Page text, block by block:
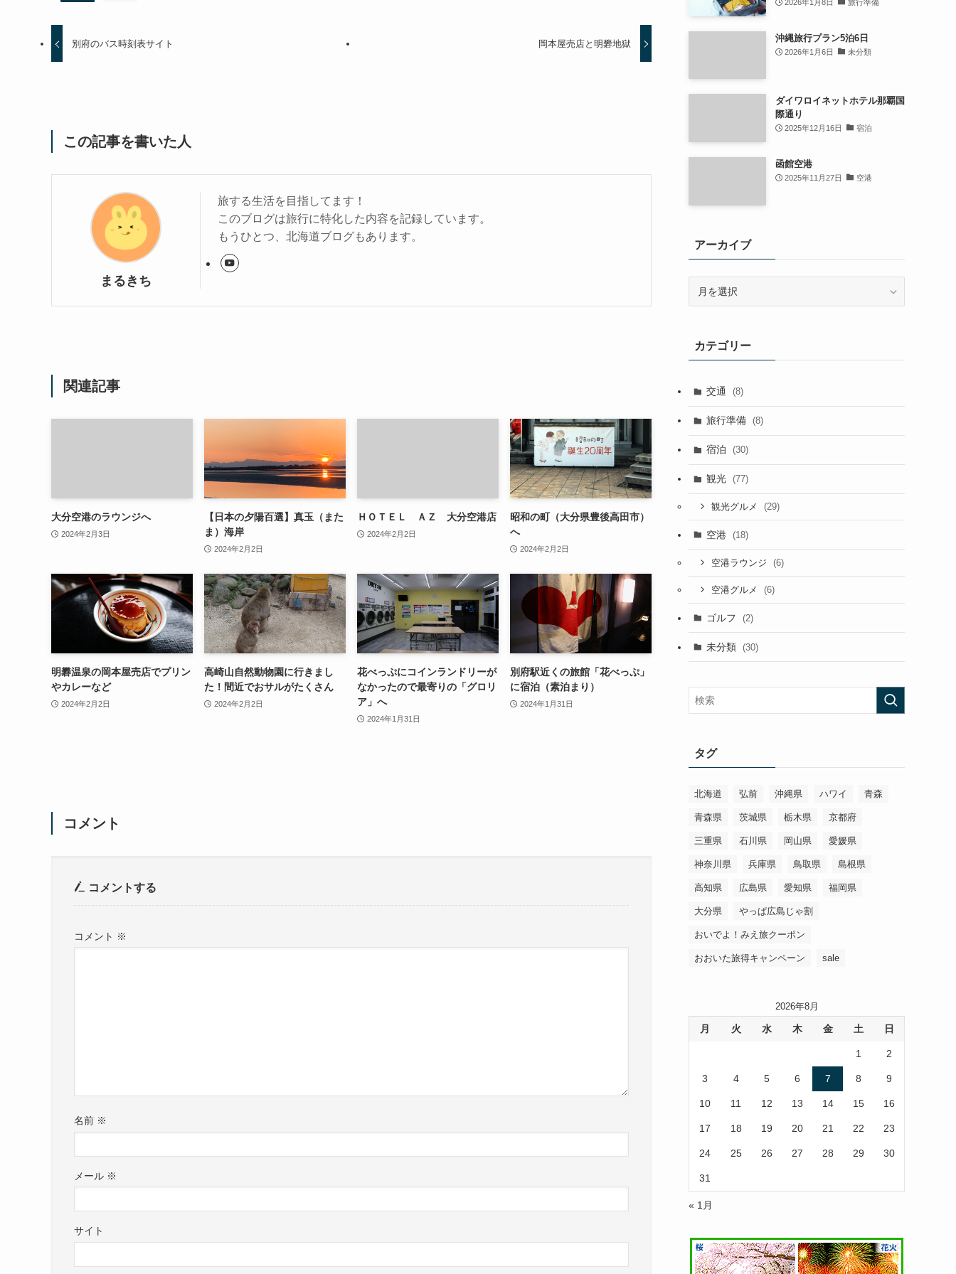
別府のバス時刻表サイト 岡本屋売店と明礬地獄
この記事を書いた人
まるきち
旅する生活を目指してます！
このブログは旅行に特化した内容を記録しています。
もうひとつ、北海道ブログもあります。
関連記事
大分空港のラウンジへ
2024年2月3日
【日本の夕陽百選】真玉（また
ま）海岸
2024年2月2日
ＨＯＴＥＬ ＡＺ 大分空港店
2024年2月2日
昭和の町（大分県豊後高田市）
へ
2024年2月2日
明礬温泉の岡本屋売店でプリン
やカレーなど
2024年2月2日
高崎山自然動物園に行きまし
た！間近でおサルがたくさん
2024年2月2日
花べっぷにコインランドリーが
なかったので最寄りの「グロリ
ア」へ
2024年1月31日
別府駅近くの旅館「花べっぷ」
に宿泊（素泊まり）
2024年1月31日
コメント
コメントする
コメント ※
名前 ※
メール ※
サイト
2026年1月8日 旅行準備
沖縄旅行プラン5泊6日
2026年1月6日 未分類
ダイワロイネットホテル那覇国
際通り
2025年12月16日 宿泊
函館空港
2025年11月27日 空港
アーカイブ
ブカテゴリー
交通 (8)
旅行準備 (8)
宿泊 (30)
観光 (77)
観光グルメ (29)
空港 (18)
空港ラウンジ (6)
空港グルメ (6)
ゴルフ (2)
未分類 (30)
タグ
北海道 弘前 沖縄県 ハワイ 青森
青森県 茨城県 栃木県 京都府
三重県 石川県 岡山県 愛媛県
神奈川県 兵庫県 鳥取県 島根県
高知県 広島県 愛知県 福岡県
大分県 やっぱ広島じゃ割
おいでよ！みえ旅クーポン
おおいた旅得キャンペーン sale
2026年8月
月 火 水 木 金 土 日
1 2
3 4 5 6 7 8 9
10 11 12 13 14 15 16
17 18 19 20 21 22 23
24 25 26 27 28 29 30
31
« 1月